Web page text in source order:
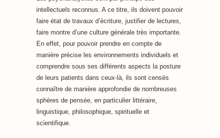
intellectuels reconnus. A ce titre, ils doivent pouvoir
faire état de travaux d’écriture, justifier de lectures,
faire montre d’une culture générale très importante.
En effet, pour pouvoir prendre en compte de
manière précise les environnements individuels et
comprendre sous ses différents aspects la posture
de leurs patients dans ceux-là, ils sont censés
connaître de manière approfondie de nombreuses
sphères de pensée, en particulier littéraire,
linguistique, philosophique, spirituelle et
scientifique.